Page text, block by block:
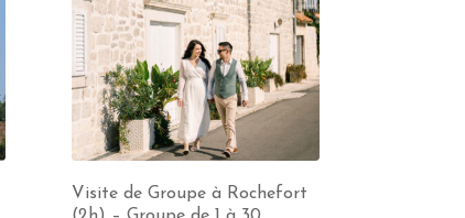
Visite de Groupe à Rochefort